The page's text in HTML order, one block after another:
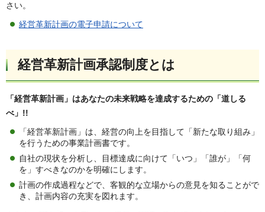
さい。
経営革新計画の電子申請について
経営革新計画承認制度とは
「経営革新計画」はあなたの未来戦略を達成するための「道しる
べ」!!
「経営革新計画」は、経営の向上を目指して「新たな取り組み」
を行うための事業計画書です。
自社の現状を分析し、目標達成に向けて「いつ」「誰が」「何
を」すべきなのかを明確にします。
計画の作成過程などで、客観的な立場からの意見を知ることがで
き、計画内容の充実を図れます。